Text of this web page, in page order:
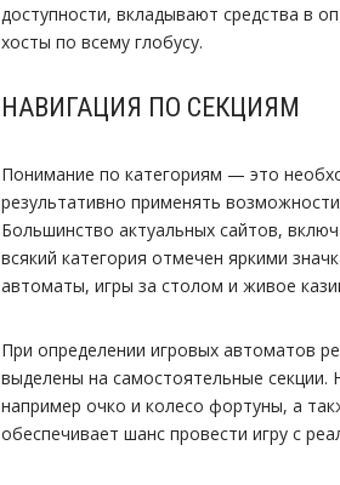
доступности, вкладывают средства в
хосты по всему глобусу.
НАВИГАЦИЯ ПО СЕКЦИЯМ
Понимание по категориям — это
результативно применять
Большинство актуальных сайтов,
всякий категория отмечен яркими
автоматы, игры за столом и живое
При определении игровых автоматов
выделены на самостоятельные
например очко и колесо фортуны, а
обеспечивает шанс провести игру с